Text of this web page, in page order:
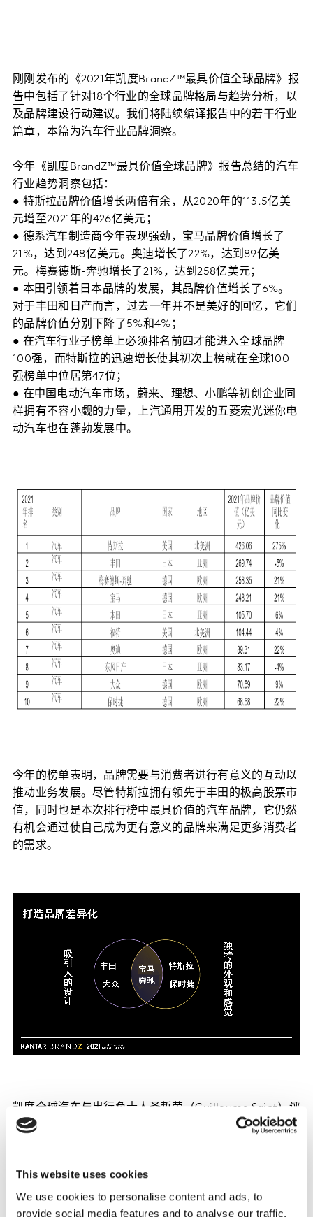
This website uses cookies
We use cookies to personalise content and ads, to
provide social media features and to analyse our traffic.
刚刚发布的 《2021年凯度BrandZ™最具价值全球品牌》报
告中包括了针对18个行业的全球品牌格局与趋势分析，以
及品牌建设行动建议。我们将陆续编译报告中的若干行业
篇章，本篇为汽车行业品牌洞察。
今年《凯度BrandZ™最具价值全球品牌》报告总结的汽车
行业趋势洞察包括：
● 特斯拉品牌价值增长两倍有余，从2020年的113.5亿美
元增至2021年的426亿美元；
● 德系汽车制造商今年表现强劲，宝马品牌价值增长了
21%，达到248亿美元。奥迪增长了22%，达到89亿美
元。梅赛德斯-奔驰增长了21%，达到258亿美元；
● 本田引领着日本品牌的发展，其品牌价值增长了6%。
对于丰田和日产而言，过去一年并不是美好的回忆，它们
的品牌价值分别下降了5%和4%；
● 在汽车行业子榜单上必须排名前四才能进入全球品牌
100强，而特斯拉的迅速增长使其初次上榜就在全球100
强榜单中位居第47位；
● 在中国电动汽车市场，蔚来、理想、小鹏等初创企业同
样拥有不容小觑的力量，上汽通用开发的五菱宏光迷你电
动汽车也在蓬勃发展中。
今年的榜单表明，品牌需要与消费者进行有意义的互动以
推动业务发展。尽管特斯拉拥有领先于丰田的极高股票市
值，同时也是本次排行榜中最具价值的汽车品牌，它仍然
有机会通过使自己成为更有意义的品牌来满足更多消费者
的需求。
凯度全球汽车与出行负责人圣哲荣（Guillaume Saint）评
价说：“在汽车行业内，随着电动化趋势的发展，品牌差
也将成为电动汽车时代另一个日益消失的差异化卖点。因
此，各大汽车品牌需要找到其他途径来脱颖而出。”